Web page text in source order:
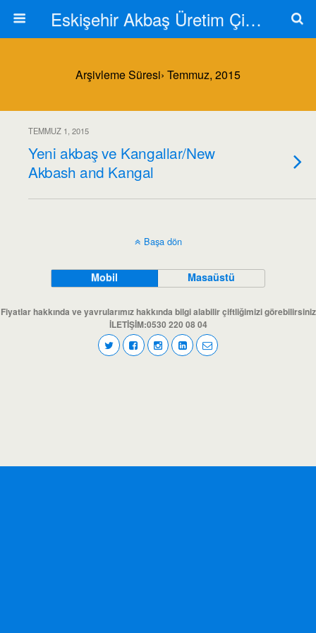
Eskişehir Akbaş Üretim Çiftliği
Arşivleme Süresi› Temmuz, 2015
TEMMUZ 1, 2015
Yeni akbaş ve Kangallar/New
Akbash and Kangal
Başa dön
Mobil Masaüstü
Fiyatlar hakkında ve yavrularımız hakkında bilgi alabilir çiftliğimizi görebilirsiniz
İLETİŞİM:0530 220 08 04